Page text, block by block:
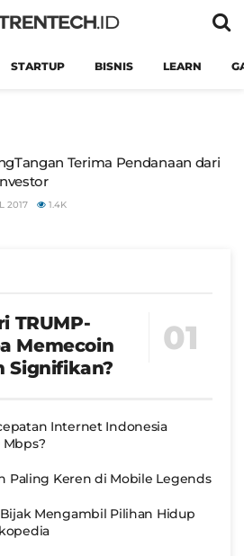
STARTUP BISNIS LEARN
Terima Pendanaan dari
2017 1.4K
TRUMP-
Memecoin
Signifikan?
Internet Indonesia
Mbps?
Paling Keren di Mobile Legends
Mengambil Pilihan Hidup